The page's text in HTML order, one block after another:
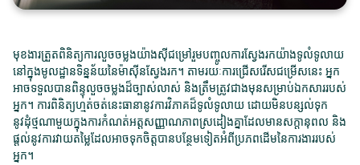
មុខងារត្រួតពិនិត្យការលួចចម្លងយ៉ាងស៊ីជម្រៅរួមបញ្ចូលការស្វែងរកយ៉ាងទូលំទូលាយ
នៅក្នុងមូលដ្ឋានទិន្នន័យនៃម៉ាស៊ីនស្វែងរក។ តាមរយៈការជ្រើសរើសជម្រើសនេះ អ្នក
អាចទទួលបានពិន្ទុលួចចម្លងដ៏ច្បាស់លាស់ និងត្រឹមត្រូវជាងមុនសម្រាប់ឯកសាររបស់
អ្នក។ ការពិនិត្យហ្មត់ចត់នេះធានានូវការវិភាគដ៏ទូលំទូលាយ ដោយមិនបន្សល់ទុក
នូវដុំថ្មណាមួយក្នុងការកំណត់អត្តសញ្ញាណភាពស្រដៀងគ្នាដែលមានសក្តានុពល និង
ផ្តល់នូវការវាយតម្លៃដែលអាចទុកចិត្តបានបន្ថែមទៀតអំពីប្រភពដើមនៃការងាររបស់
អ្នក។